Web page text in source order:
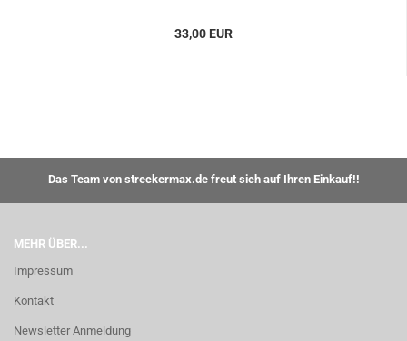
33,00 EUR
Das Team von streckermax.de freut sich auf Ihren Einkauf!!
MEHR ÜBER...
Impressum
Kontakt
Newsletter Anmeldung